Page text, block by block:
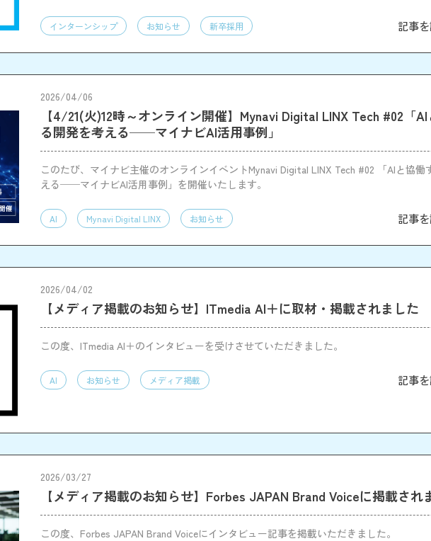
インターンシップ お知らせ 新卒採用 記事
2026/04/06
【4/21(火)12時～オンライン開催】Mynavi Digital LINX Tech #02「
る開発を考える──マイナビAI活用事例」
このたび、マイナビ主催のオンラインイベントMynavi Digital LINX Tech #02 「AIと協働
える──マイナビAI活用事例」を開催いたします。
AI Mynavi Digital LINX お知らせ 記事
2026/04/02
【メディア掲載のお知らせ】ITmedia AI＋に取材・掲載されました
この度、ITmedia AI＋のインタビューを受けさせていただきました。
AI お知らせ メディア掲載 記事
2026/03/27
【メディア掲載のお知らせ】Forbes JAPAN Brand Voiceに掲載され
この度、Forbes JAPAN Brand Voiceにインタビュー記事を掲載いただきました。